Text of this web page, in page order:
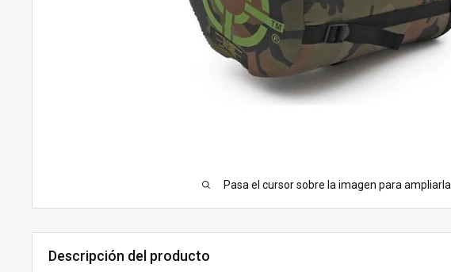
Pasa el cursor sobre la imagen para ampliarla.
Descripción del producto